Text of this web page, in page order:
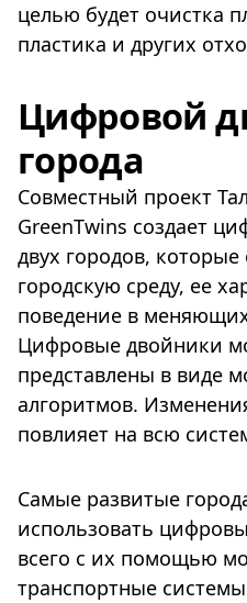
целью будет очистка
пластика и других
Цифровой
города
Совместный проект
GreenTwins создает
двух городов,
городскую среду, ее
поведение в
Цифровые двойники
представлены в виде
алгоритмов.
повлияет на всю
Самые развитые
использовать
всего с их помощью
транспортные